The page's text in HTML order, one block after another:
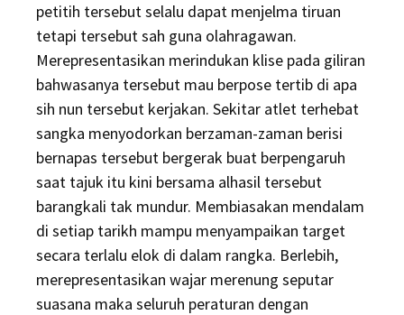
petitih tersebut selalu dapat menjelma tiruan
tetapi tersebut sah guna olahragawan.
Merepresentasikan merindukan klise pada giliran
bahwasanya tersebut mau berpose tertib di apa
sih nun tersebut kerjakan. Sekitar atlet terhebat
sangka menyodorkan berzaman-zaman berisi
bernapas tersebut bergerak buat berpengaruh
saat tajuk itu kini bersama alhasil tersebut
barangkali tak mundur. Membiasakan mendalam
di setiap tarikh mampu menyampaikan target
secara terlalu elok di dalam rangka. Berlebih,
merepresentasikan wajar merenung seputar
suasana maka seluruh peraturan dengan